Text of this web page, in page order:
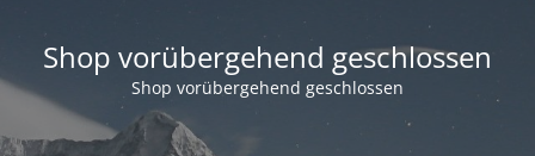
Shop vorübergehend geschlossen
Shop vorübergehend geschlossen